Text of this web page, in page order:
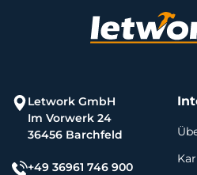
Letwork GmbH
Im Vorwerk 24
36456 Barchfeld
+49 36961 746 900